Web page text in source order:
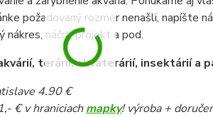
požadovaný rozmer nenašli, napíšte
nákres, náčrt, projekt a pod.
terárií, akvaterárií, insektárií a
4.90 €
€ v hraniciachmapky! výroba +